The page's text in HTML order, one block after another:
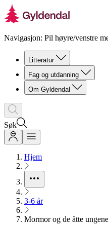
Navigasjon: Pil høyre/venstre
Litteratur
Fag og utdanning
Om Gyldendal
Søk
Hjem
3-6 år
Mormor og de åtte